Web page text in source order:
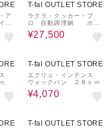
ア
パ
T-fal OUTLET STORE
ラクラ・クッカー・プ
ロ 自動調理鍋 ホワ
イト（圧力機能付き）
¥27,500
ス
T-fal OUTLET STORE
エクリュ・インテンス
ウォックパン ２８ｃｍ
¥4,070
T-fal OUTLET STORE